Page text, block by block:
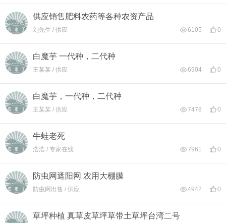
供应销售肥料农药等各种农资产品
6105 0
刘先生 / 供应
白魔芋 一代种，二代种
6904 0
王某某 / 供应
白魔芋，一代种，二代种
7478 0
王某某 / 供应
牛蛙老死
7961 0
浩浩 / 专家在线
防虫网遮阳网 农用大棚膜
4942 0
防虫网出售 / 供应
草坪种植 真草皮草坪草带土草坪台湾二号